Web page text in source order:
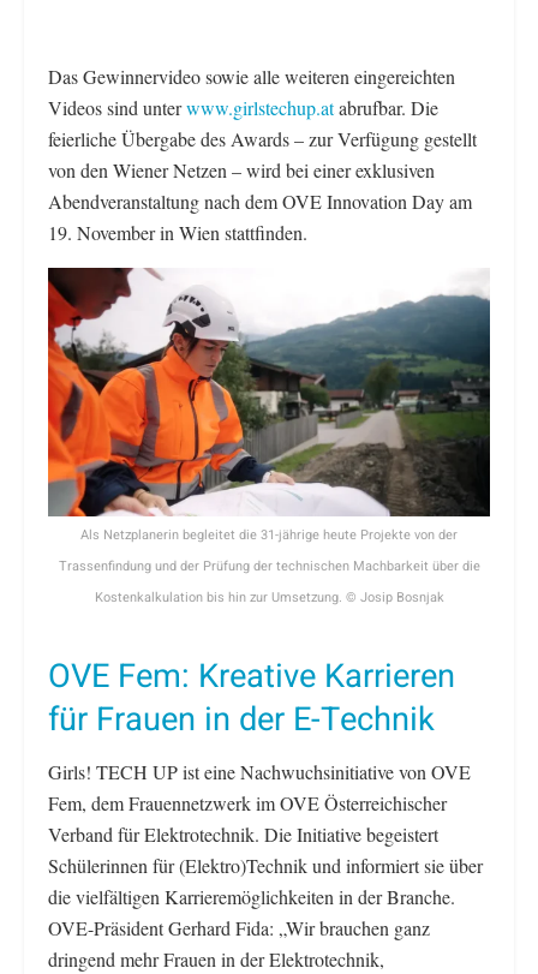
Das Gewinnervideo sowie alle weiteren eingereichten
Videos sind unterwww.girlstechup.atabrufbar. Die
feierliche Übergabe des Awards – zur Verfügung gestellt
von den Wiener Netzen – wird bei einer exklusiven
Abendveranstaltung nach dem OVE Innovation Day am
19. November in Wien stattfinden.
Als Netzplanerin begleitet die 31-jährige heute Projekte von der
Trassenfindung und der Prüfung der technischen Machbarkeit über die
Kostenkalkulation bis hin zur Umsetzung. © Josip Bosnjak
OVE Fem: Kreative Karrieren
für Frauen in der E-Technik
Girls! TECH UP ist eine Nachwuchsinitiative von OVE
Fem, dem Frauennetzwerk im OVE Österreichischer
Verband für Elektrotechnik. Die Initiative begeistert
Schülerinnen für (Elektro)Technik und informiert sie über
die vielfältigen Karrieremöglichkeiten in der Branche.
OVE-Präsident Gerhard Fida: „Wir brauchen ganz
dringend mehr Frauen in der Elektrotechnik,